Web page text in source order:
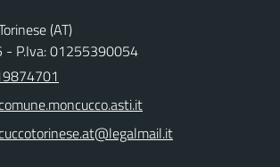
(AT)
- P.Iva: 01255390054